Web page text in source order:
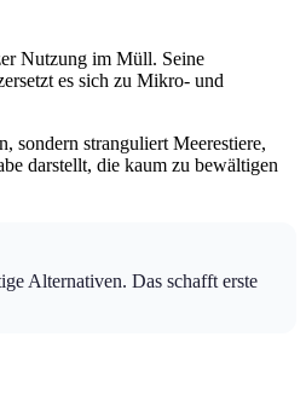
Nutzung im Müll. Seine
es sich zu Mikro- und
sondern stranguliert Meerestiere,
darstellt, die kaum zu bewältigen
Alternativen. Das schafft erste